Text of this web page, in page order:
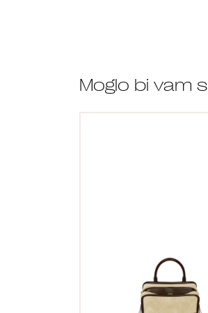
Moglo bi vam